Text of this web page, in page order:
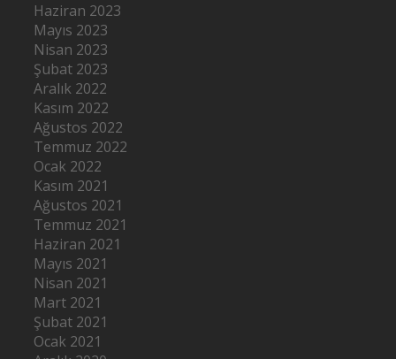
Haziran 2023
Mayıs 2023
Nisan 2023
Şubat 2023
Aralık 2022
Kasım 2022
Ağustos 2022
Temmuz 2022
Ocak 2022
Kasım 2021
Ağustos 2021
Temmuz 2021
Haziran 2021
Mayıs 2021
Nisan 2021
Mart 2021
Şubat 2021
Ocak 2021